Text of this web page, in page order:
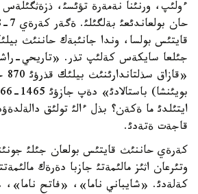
ءولئپ، ورنئنا نةمةرة تؤئسئ،
جئلعا سايكةس كةلئپ تذر. «تاريحي-
ايتئلدئ ما ةكةن؟ بذل ءالئ تولئق
قاجةت ةتةدئ.
كةرةي حاننئث قايتئس بولعان جئلئ
وتئرعان اثئز مالئمةتئ جازبا دةرةك
كةلةدئ. «شايباني ناما»، «فاتح ناما»،